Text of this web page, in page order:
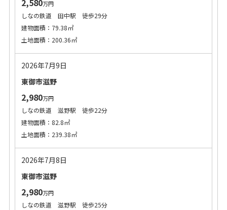
2,580万円
しなの鉄道 田中駅 徒歩29分
建物面積：79.38㎡
土地面積：200.36㎡
2026年7月9日
東御市滋野
2,980万円
しなの鉄道 滋野駅 徒歩22分
建物面積：82.8㎡
土地面積：239.38㎡
2026年7月8日
東御市滋野
2,980万円
しなの鉄道 滋野駅 徒歩25分